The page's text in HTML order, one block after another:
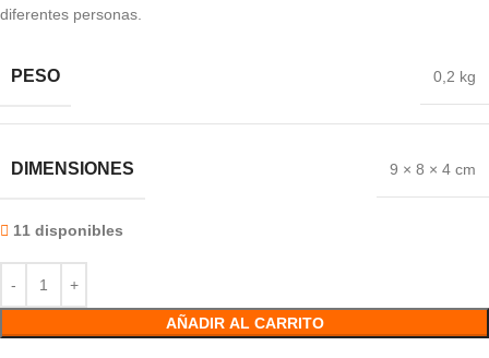
diferentes personas.
PESO 0,2 kg
DIMENSIONES 9 × 8 × 4 cm
11 disponibles
AÑADIR AL CARRITO